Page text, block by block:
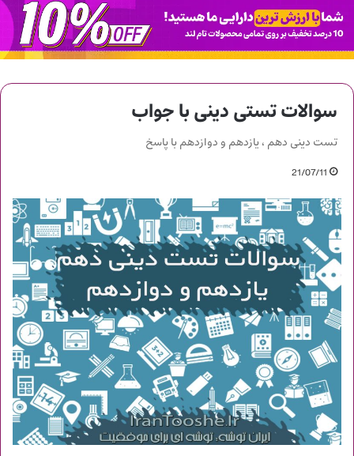
سوالات تستی دینی با جواب
تست دینی دهم ، یازدهم و دوازدهم با پاسخ
21/07/11